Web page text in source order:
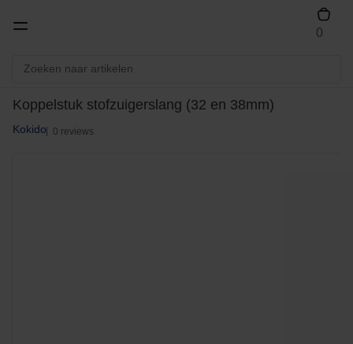
0
Koppelstuk stofzuigerslang (32 en 38mm)
Kokido 0 reviews